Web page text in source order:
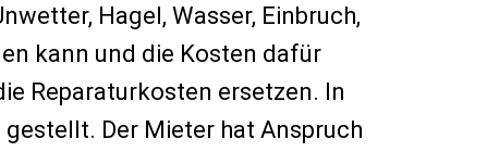
Hagel, Wasser, Einbruch,
kann und die Kosten dafür
Reparaturkosten ersetzen. In
Der Mieter hat Anspruch